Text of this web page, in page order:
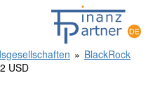
» BlackRock
USD